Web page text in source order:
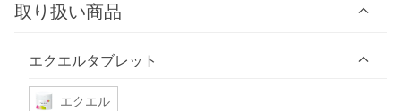
取り扱い商品
エクエルタブレット
エクエル